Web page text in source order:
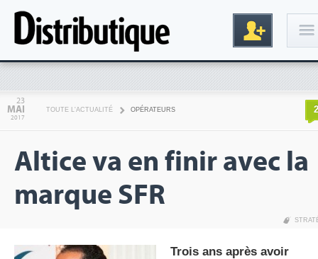
23
MAI
2017
TOUTE L'ACTUALITÉ OPÉRATEURS 2
Altice va en finir avec la
marque SFR
Trois ans après avoir